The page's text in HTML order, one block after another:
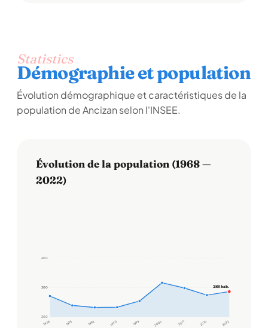
Statistics
Démographie et population
Évolution démographique et caractéristiques de la
population de Ancizan selon l'INSEE.
Évolution de la population (1968 —
2022)
200
300
300
400
1968 1975 1982 1990 1999 2006 2011 2016 2022
286 hab.